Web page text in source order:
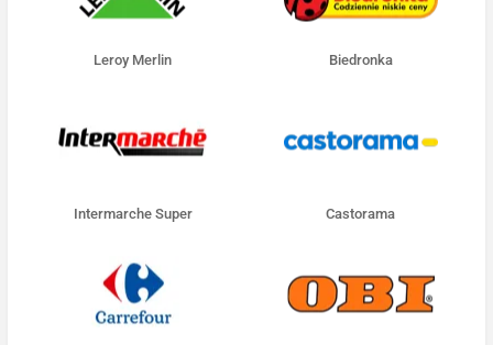
Leroy Merlin Biedronka
Intermarche Super Castorama